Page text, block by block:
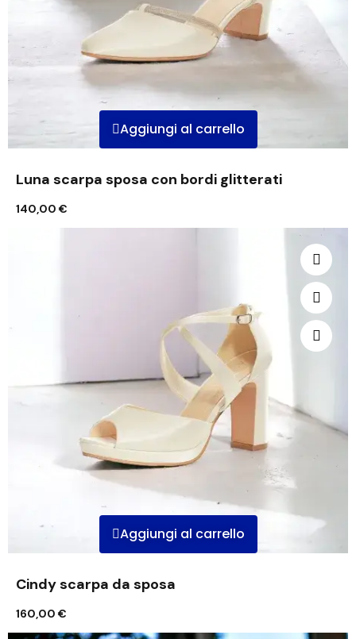
Aggiungi al carrello
Luna scarpa sposa con bordi glitterati
140,00 €
Aggiungi al carrello
Cindy scarpa da sposa
160,00 €